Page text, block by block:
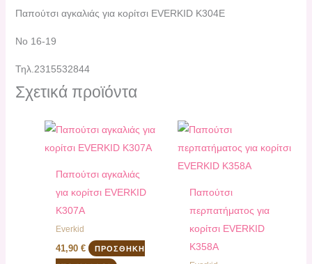
Παπούτσι αγκαλιάς για κορίτσι EVERKID K304E
Νο 16-19
Τηλ.2315532844
Σχετικά προϊόντα
Παπούτσι αγκαλιάς
για κορίτσι EVERKID
K307A
Everkid
41,90€ ΠΡΟΣΘΉΚΗ
Παπούτσι
περπατήματος για
κορίτσι EVERKID
K358A